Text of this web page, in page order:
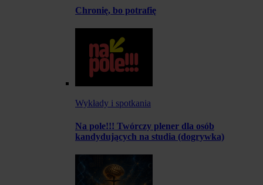
Chronię, bo potrafię
Wykłady i spotkania
Na pole!!! Twórczy plener dla osób
kandydujących na studia (dogrywka)